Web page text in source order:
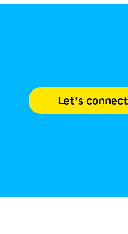
Let’s connect